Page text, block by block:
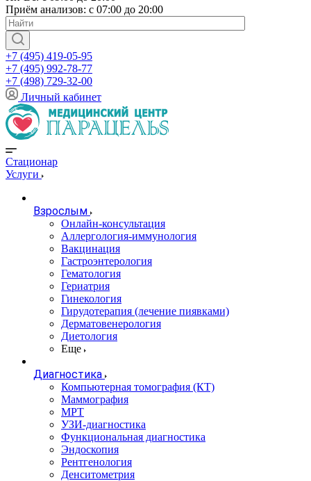
Приём анализов: с 07:00 до 20:00
+7 (495) 419-05-95
+7 (495) 992-78-77
+7 (498) 729-32-00
Личный кабинет
Стационар
Услуги
Взрослым
Онлайн-консультация
Аллергология-иммунология
Вакцинация
Гастроэнтерология
Гематология
Гериатрия
Гинекология
Гирудотерапия (лечение пиявками)
Дерматовенерология
Диетология
Еще
Диагностика
Компьютерная томография (КТ)
Маммография
МРТ
УЗИ-диагностика
Функциональная диагностика
Эндоскопия
Рентгенология
Денситометрия